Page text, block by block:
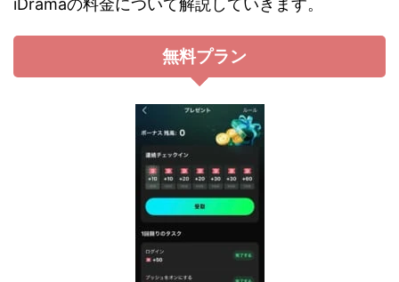
iDramaの料金について解説していきます。
無料プラン